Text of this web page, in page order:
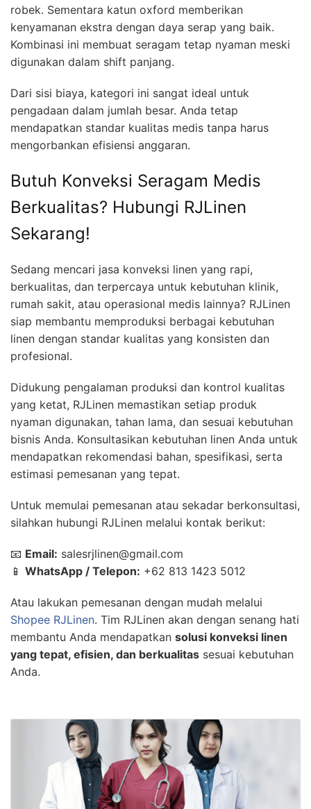
robek. Sementara katun oxford memberikan
kenyamanan ekstra dengan daya serap yang baik.
Kombinasi ini membuat seragam tetap nyaman meski
digunakan dalam shift panjang.
Dari sisi biaya, kategori ini sangat ideal untuk
pengadaan dalam jumlah besar. Anda tetap
mendapatkan standar kualitas medis tanpa harus
mengorbankan efisiensi anggaran.
Butuh Konveksi Seragam Medis
Berkualitas? Hubungi RJLinen
Sekarang!
Sedang mencari jasa konveksi linen yang rapi,
berkualitas, dan terpercaya untuk kebutuhan klinik,
rumah sakit, atau operasional medis lainnya? RJLinen
siap membantu memproduksi berbagai kebutuhan
linen dengan standar kualitas yang konsisten dan
profesional.
Didukung pengalaman produksi dan kontrol kualitas
yang ketat, RJLinen memastikan setiap produk
nyaman digunakan, tahan lama, dan sesuai kebutuhan
bisnis Anda. Konsultasikan kebutuhan linen Anda untuk
mendapatkan rekomendasi bahan, spesifikasi, serta
estimasi pemesanan yang tepat.
Untuk memulai pemesanan atau sekadar berkonsultasi,
silahkan hubungi RJLinen melalui kontak berikut:
📧 Email: salesrjlinen@gmail.com
📱 WhatsApp / Telepon: +62 813 1423 5012
Atau lakukan pemesanan dengan mudah melalui
Shopee RJLinen. Tim RJLinen akan dengan senang hati
membantu Anda mendapatkan solusi konveksi linen
yang tepat, efisien, dan berkualitas sesuai kebutuhan
Anda.